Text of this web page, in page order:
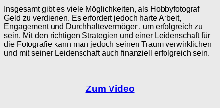
Insgesamt gibt es viele Möglichkeiten, als Hobbyfotograf
Geld zu verdienen. Es erfordert jedoch harte Arbeit,
Engagement und Durchhaltevermögen, um erfolgreich zu
sein. Mit den richtigen Strategien und einer Leidenschaft für
die Fotografie kann man jedoch seinen Traum verwirklichen
und mit seiner Leidenschaft auch finanziell erfolgreich sein.
Zum Video